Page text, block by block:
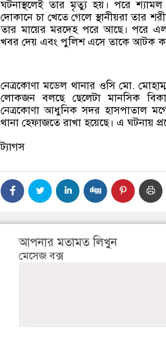
ঘটনাস্থলেই তার মৃত্যু হয়। পরে
দোকানে চা খেতে গেলে স্থানীয়রা তার
তার মায়ের মরদেহ পরে আছে। পরে
খবর দেয় এবং পুলিশ এসে তাকে আটক
নেত্রকোণা মডেল থানার ওসি মো.
লোকজন বলছে ছেলেটা মানসিক
নেত্রকোণা আধুনিক সদর হাসপাতাল
থানা হেফাজতে রাখা হয়েছে। এ ঘটনায়
ট্যাগস
আপনার মতামত লিখুন
মেসেজ বক্স